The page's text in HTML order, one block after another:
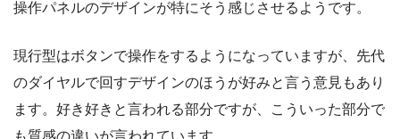
操作パネルのデザインが特にそう感じさせるようです。
現行型はボタンで操作をするようになっていますが、先代
のダイヤルで回すデザインのほうが好みと言う意見もあり
ます。好き好きと言われる部分ですが、こういった部分で
も質感の違いが言われています。